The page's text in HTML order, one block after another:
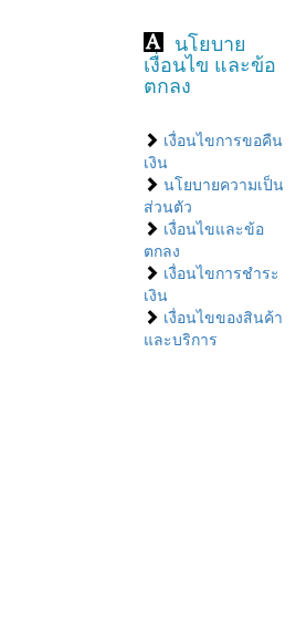
นโยบาย
เงื่อนไข และข้อ
ตกลง
เงื่อนไขการขอคืน
เงิน
นโยบายความเป็น
ส่วนตัว
เงื่อนไขและข้อ
ตกลง
เงื่อนไขการชำระ
เงิน
เงื่อนไขของสินค้า
และบริการ